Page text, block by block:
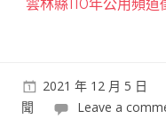
雲林縣110年公用頻
2021 年 12 月 5 日
聞
Leave a